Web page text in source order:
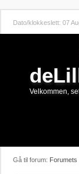
Dato/klokkeslett: 07
Velkommen,
Gå til forum: Forumets